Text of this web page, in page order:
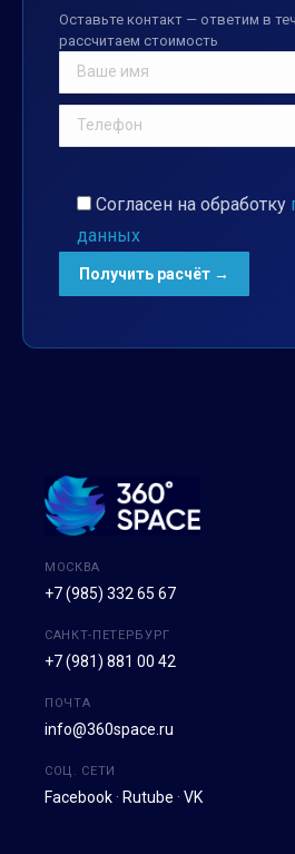
Оставьте контакт — ответим в
рассчитаем стоимость
Согласен на обработку
данных
МОСКВА
+7 (985) 332 65 67
САНКТ-ПЕТЕРБУРГ
+7 (981) 881 00 42
ПОЧТА
info@360space.ru
СОЦ. СЕТИ
Facebook · Rutube · VK